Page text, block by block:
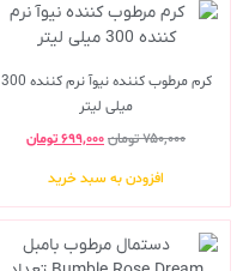
کرم مرطوب کننده نیوآ نرم کننده 300
میلی لیتر
۷۵۰,۰۰۰تومان۶۹۹,۰۰۰تومان
افزودن به سبد خرید